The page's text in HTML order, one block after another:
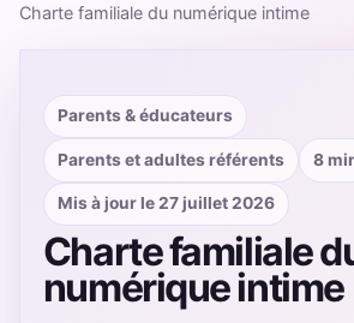
Charte familiale du numérique intime
Parents & éducateurs
Parents et adultes référents 8
Mis à jour le 27 juillet 2026
Charte familiale
numérique intime